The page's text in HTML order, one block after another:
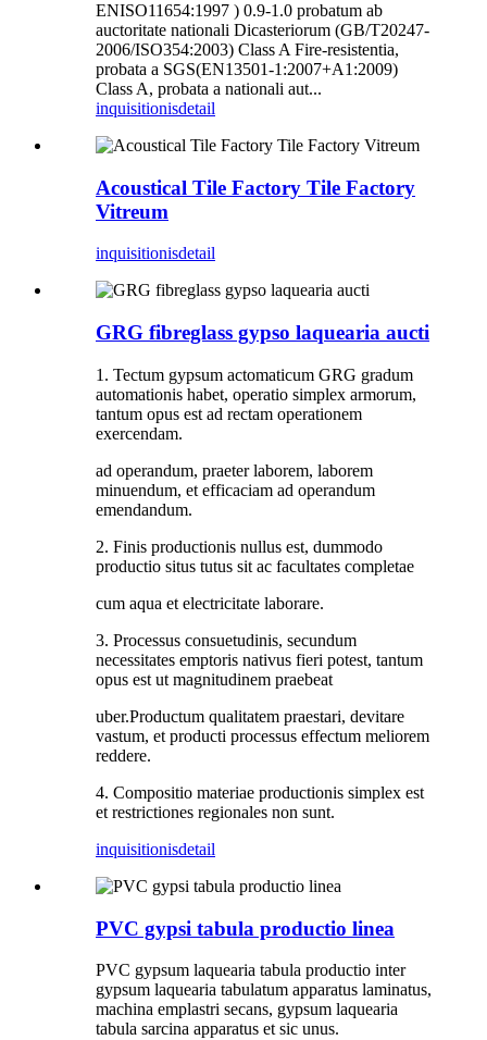
ENISO11654:1997 ) 0.9-1.0 probatum ab
auctoritate nationali Dicasteriorum (GB/T20247-
2006/ISO354:2003) Class A Fire-resistentia,
probata a SGS(EN13501-1:2007+A1:2009)
Class A, probata a nationali aut...
inquisitionisdetail
Acoustical Tile Factory Tile Factory
Vitreum
inquisitionisdetail
GRG fibreglass gypso laquearia aucti
1. Tectum gypsum actomaticum GRG gradum
automationis habet, operatio simplex armorum,
tantum opus est ad rectam operationem
exercendam.
ad operandum, praeter laborem, laborem
minuendum, et efficaciam ad operandum
emendandum.
2. Finis productionis nullus est, dummodo
productio situs tutus sit ac facultates completae
cum aqua et electricitate laborare.
3. Processus consuetudinis, secundum
necessitates emptoris nativus fieri potest, tantum
opus est ut magnitudinem praebeat
uber.Productum qualitatem praestari, devitare
vastum, et producti processus effectum meliorem
reddere.
4. Compositio materiae productionis simplex est
et restrictiones regionales non sunt.
inquisitionisdetail
PVC gypsi tabula productio linea
PVC gypsum laquearia tabula productio inter
gypsum laquearia tabulatum apparatus laminatus,
machina emplastri secans, gypsum laquearia
tabula sarcina apparatus et sic unus.